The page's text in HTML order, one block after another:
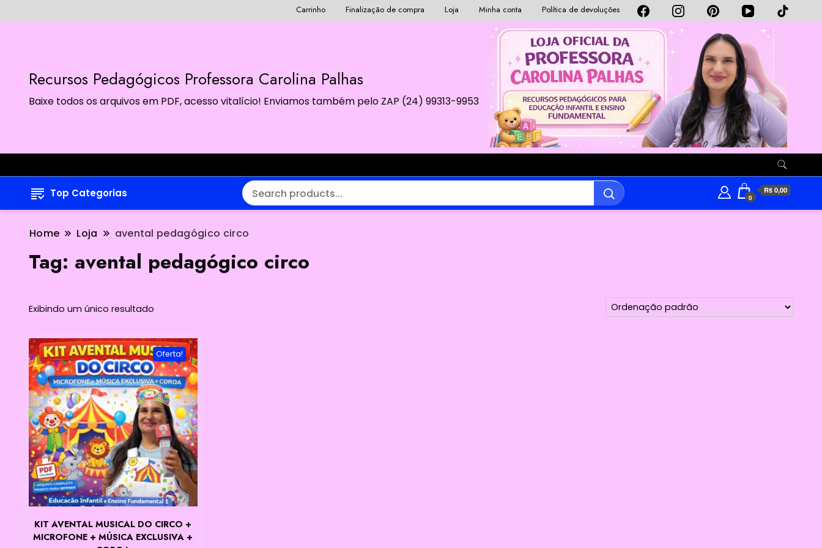
Carrinho Finalização de compra Loja Minha conta Política de devoluções
Recursos Pedagógicos Professora Carolina Palhas
Baixe todos os arquivos em PDF, acesso vitalício! Enviamos também pelo ZAP (24) 99313-9953
Top Categorias 0
R$ 0,00
Home Loja avental pedagógico circo
Tag: avental pedagógico circo
Exibindo um único resultado
Oferta!
KIT AVENTAL MUSICAL DO CIRCO +
MICROFONE + MÚSICA EXCLUSIVA +